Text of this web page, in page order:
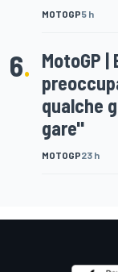
MOTOGP5 h
6.
MOTOGP23 h
MotoGP
qualche
gare"